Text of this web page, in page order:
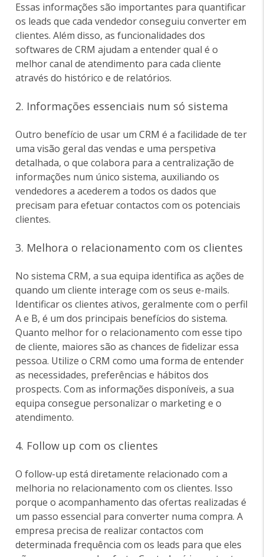
Essas informações são importantes para quantificar
os leads que cada vendedor conseguiu converter em
clientes. Além disso, as funcionalidades dos
softwares de CRM ajudam a entender qual é o
melhor canal de atendimento para cada cliente
através do histórico e de relatórios.
2. Informações essenciais num só sistema
Outro benefício de usar um CRM é a facilidade de ter
uma visão geral das vendas e uma perspetiva
detalhada, o que colabora para a centralização de
informações num único sistema, auxiliando os
vendedores a acederem a todos os dados que
precisam para efetuar contactos com os potenciais
clientes.
3. Melhora o relacionamento com os clientes
No sistema CRM, a sua equipa identifica as ações de
quando um cliente interage com os seus e-mails.
Identificar os clientes ativos, geralmente com o perfil
A e B, é um dos principais benefícios do sistema.
Quanto melhor for o relacionamento com esse tipo
de cliente, maiores são as chances de fidelizar essa
pessoa. Utilize o CRM como uma forma de entender
as necessidades, preferências e hábitos dos
prospects. Com as informações disponíveis, a sua
equipa consegue personalizar o marketing e o
atendimento.
4. Follow up com os clientes
O follow-up está diretamente relacionado com a
melhoria no relacionamento com os clientes. Isso
porque o acompanhamento das ofertas realizadas é
um passo essencial para converter numa compra. A
empresa precisa de realizar contactos com
determinada frequência com os leads para que eles